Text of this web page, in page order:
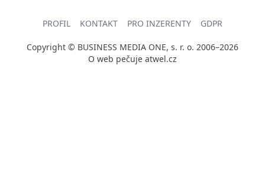
PROFIL KONTAKT PRO INZERENTY GDPR
Copyright © BUSINESS MEDIA ONE, s. r. o. 2006–2026